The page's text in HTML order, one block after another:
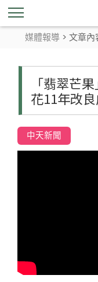
媒體報導 > 文章內
「翡翠芒
花11年改
中天新聞